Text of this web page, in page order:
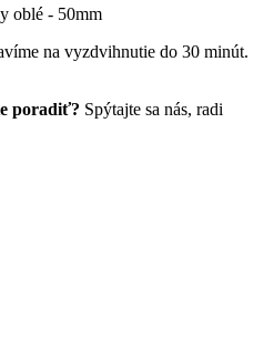
na vyzdvihnutie do 30 minút.
poradiť? Spýtajte sa nás, radi